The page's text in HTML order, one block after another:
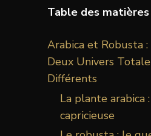
Table des matières
Arabica et Robusta
Deux Univers
Différents
La plante arabica
capricieuse